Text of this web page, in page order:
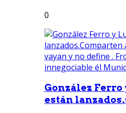
0
González
están